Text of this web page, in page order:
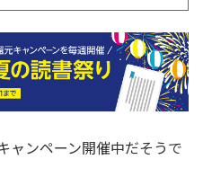
ャンペーン開催中だそうで